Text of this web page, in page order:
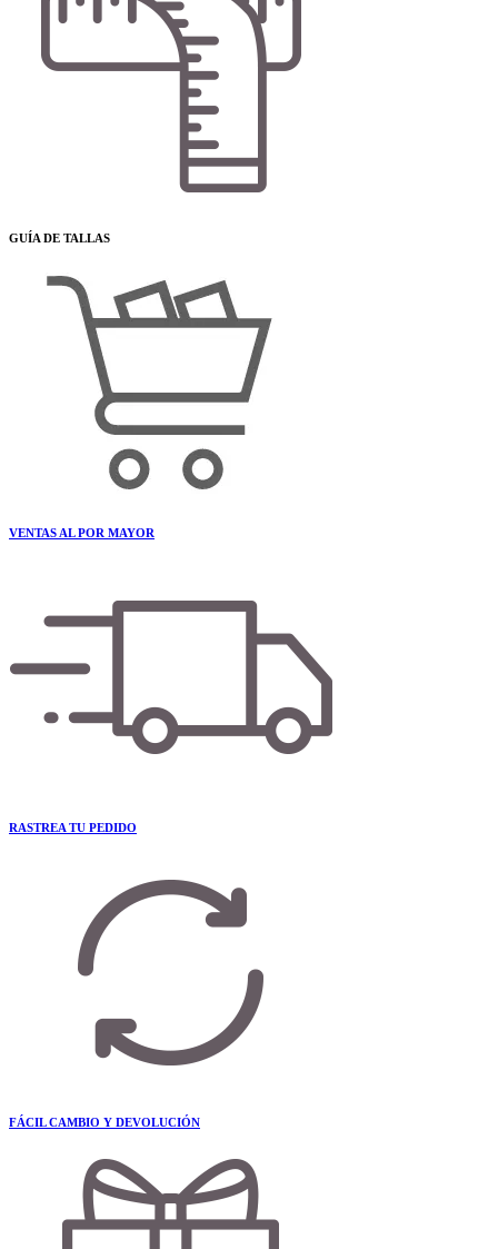
GUÍA DE TALLAS
VENTAS AL POR MAYOR
RASTREA TU PEDIDO
FÁCIL CAMBIO Y DEVOLUCIÓN